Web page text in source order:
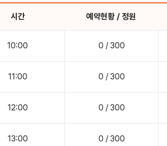
시간 예약현황 / 정원
10:00 0 / 300
11:00 0 / 300
12:00 0 / 300
13:00 0 / 300